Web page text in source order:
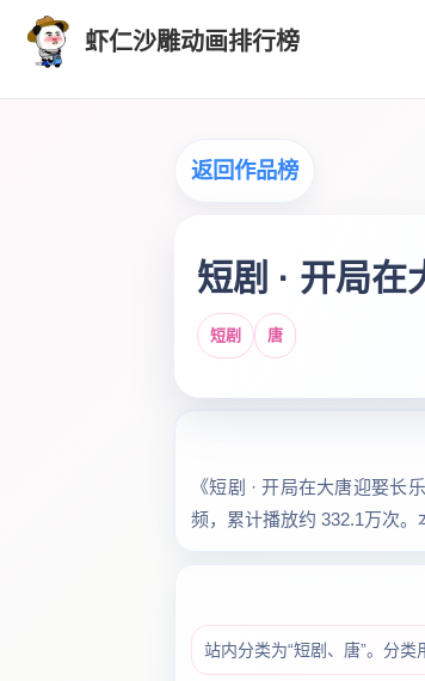
虾仁沙雕动画排行榜
返回作品榜
短剧 · 开局在
短剧 唐
《短剧 · 开局在大唐迎娶长
频，累计播放约 332.1万次。
站内分类为“短剧、唐”。分